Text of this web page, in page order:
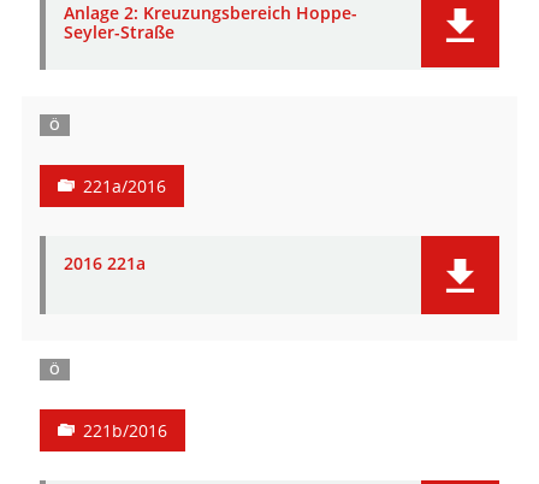
Anlage 2: Kreuzungsbereich Hoppe-
Seyler-Straße
Ö
221a/2016
2016 221a
Ö
221b/2016